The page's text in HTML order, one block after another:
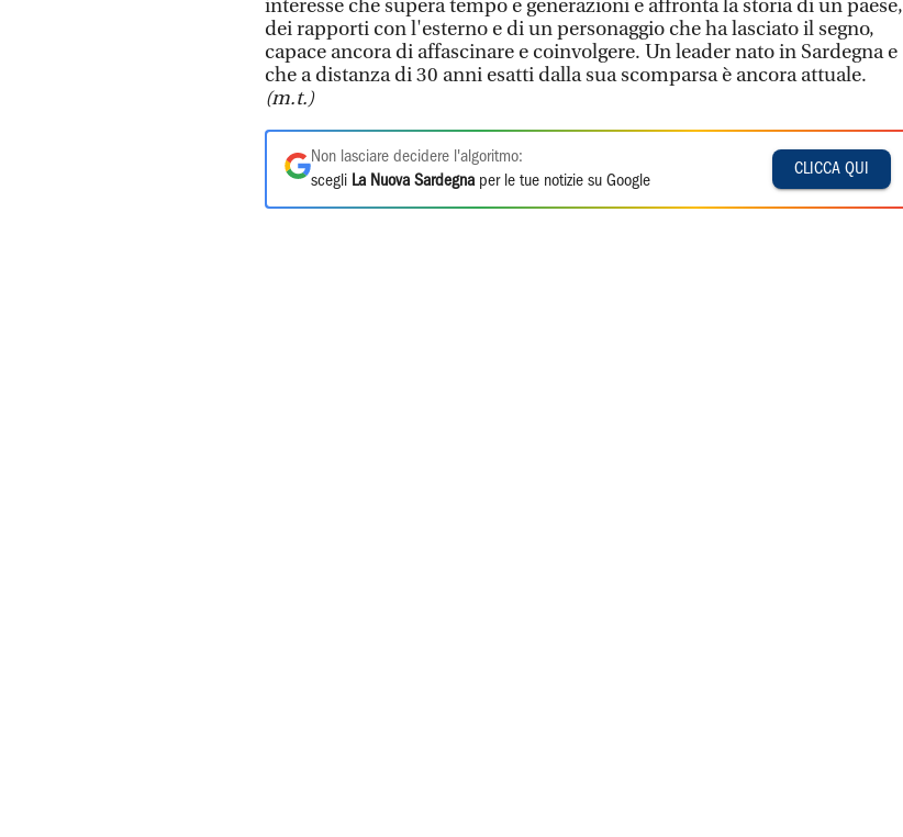
interesse che supera tempo e generazioni e affronta la storia di un paese,
dei rapporti con l'esterno e di un personaggio che ha lasciato il segno,
capace ancora di affascinare e coinvolgere. Un leader nato in Sardegna e
che a distanza di 30 anni esatti dalla sua scomparsa è ancora attuale.
(m.t.)
Non lasciare decidere l'algoritmo:
scegli La Nuova Sardegna per le tue notizie su Google
CLICCA QUI